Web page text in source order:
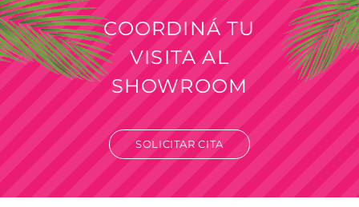
COORDINÁ TU
VISITA AL
SHOWROOM
SOLICITAR CITA